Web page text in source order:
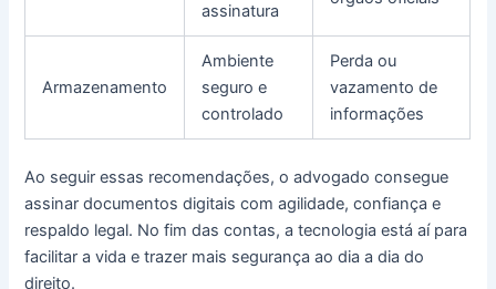
assinatura
Armazenamento
Ambiente
seguro e
controlado
Perda ou
vazamento de
informações
Ao seguir essas recomendações, o advogado consegue
assinar documentos digitais com agilidade, confiança e
respaldo legal. No fim das contas, a tecnologia está aí para
facilitar a vida e trazer mais segurança ao dia a dia do
direito.